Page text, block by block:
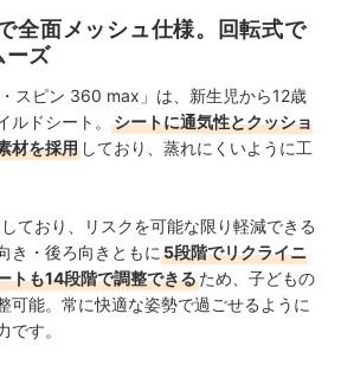
プロフィール
全面メッシュ仕様。回転式で
ーズ
スピン 360 max」は、新生児から12歳
ルドシート。
シートに通気性とクッショ
材を採用 しており、蒸れにくいように工
ており、リスクを可能な限り軽減できる
き・後ろ向きともに 5段階でリクライニ
トも14段階で調整できるため、子どもの
可能。常に快適な姿勢で過ごせるように
です。